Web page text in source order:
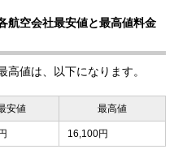
航空会社最安値と最高値料金
値は、以下になります。
安値 最高値
16,100円